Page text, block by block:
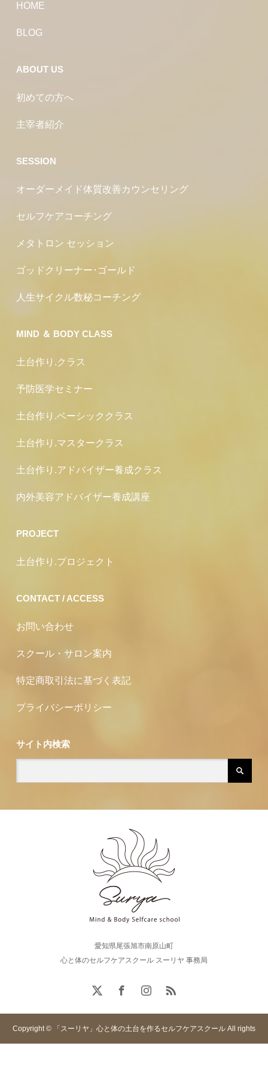
HOME
BLOG
ABOUT US
初めての方へ
主宰者紹介
SESSION
オーダーメイド体質改善カウンセリング
セルフケアコーチング
メタトロン セッション
ゴッドクリーナー･ゴールド
人生サイクル数秘コーチング
MIND ＆ BODY CLASS
土台作り.クラス
予防医学セミナー
土台作り.ベーシッククラス
土台作り.マスタークラス
土台作り.アドバイザー養成クラス
内外美容アドバイザー養成講座
PROJECT
土台作り.プロジェクト
CONTACT / ACCESS
お問い合わせ
スクール・サロン案内
特定商取引法に基づく表記
プライバシーポリシー
サイト内検索
愛知県尾張旭市南原山町
心と体のセルフケアスクール スーリヤ 事務局
Copyright © 「スーリヤ」心と体の土台を作るセルフケアスクール All rights